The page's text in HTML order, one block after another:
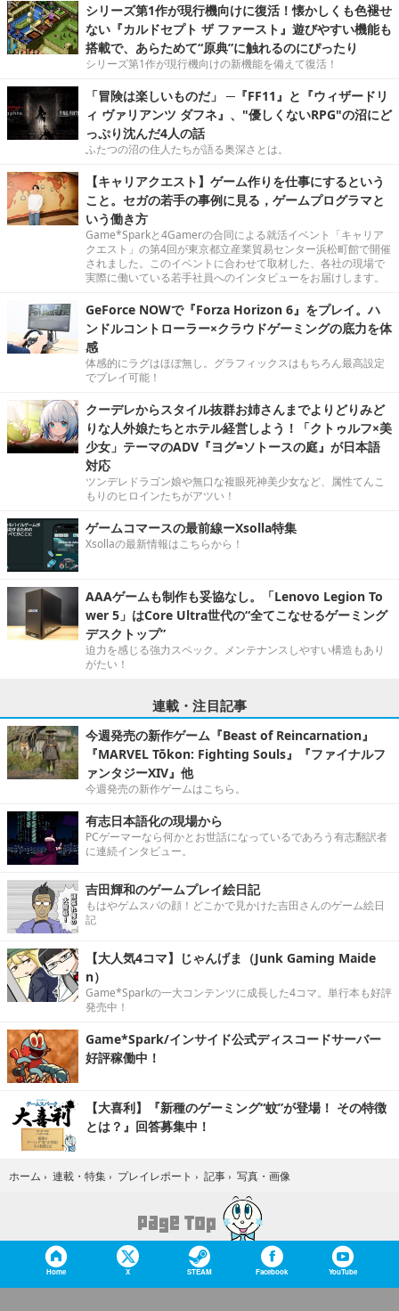
シリーズ第1作が現行機向けに復活！懐かしくも色褪せ
ない『カルドセプト ザ ファースト』遊びやすい機能も
搭載で、あらためて“原典”に触れるのにぴったり
シリーズ第1作が現行機向けの新機能を備えて復活！
「冒険は楽しいものだ」 ─『FF11』と『ウィザードリ
ィ ヴァリアンツ ダフネ』、"優しくないRPG"の沼にど
っぷり沈んだ4人の話
ふたつの沼の住人たちが語る奥深さとは。
【キャリアクエスト】ゲーム作りを仕事にするという
こと。セガの若手の事例に見る，ゲームプログラマと
いう働き方
Game*Sparkと4Gamerの合同による就活イベント「キャリア
クエスト」の第4回が東京都立産業貿易センター浜松町館で開催
されました。このイベントに合わせて取材した、各社の現場で
実際に働いている若手社員へのインタビューをお届けします。
GeForce NOWで『Forza Horizon 6』をプレイ。ハ
ンドルコントローラー×クラウドゲーミングの底力を体
感
体感的にラグはほぼ無し。グラフィックスはもちろん最高設定
でプレイ可能！
クーデレからスタイル抜群お姉さんまでよりどりみど
りな人外娘たちとホテル経営しよう！「クトゥルフ×美
少女」テーマのADV『ヨグ=ソトースの庭』が日本語
対応
ツンデレドラゴン娘や無口な複眼死神美少女など、属性てんこ
もりのヒロインたちがアツい！
ゲームコマースの最前線ーXsolla特集
Xsollaの最新情報はこちらから！
AAAゲームも制作も妥協なし。「Lenovo Legion To
wer 5」はCore Ultra世代の“全てこなせるゲーミング
デスクトップ”
迫力を感じる強力スペック。メンテナンスしやすい構造もあり
がたい！
連載・注目記事
今週発売の新作ゲーム『Beast of Reincarnation』
『MARVEL Tōkon: Fighting Souls』『ファイナルフ
ァンタジーXIV』他
今週発売の新作ゲームはこちら。
有志日本語化の現場から
PCゲーマーなら何かとお世話になっているであろう有志翻訳者
に連続インタビュー。
吉田輝和のゲームプレイ絵日記
もはやゲムスパの顔！どこかで見かけた吉田さんのゲーム絵日
記
【大人気4コマ】じゃんげま（Junk Gaming Maide
n）
Game*Sparkの一大コンテンツに成長した4コマ。単行本も好評
発売中！
Game*Spark/インサイド公式ディスコードサーバー
好評稼働中！
【大喜利】『新種のゲーミング“蚊”が登場！ その特徴
とは？』回答募集中！
ホーム › 連載・特集 › プレイレポート › 記事 › 写真・画像
Home X STEAM Facebook YouTube